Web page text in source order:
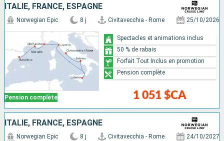
ITALIE, FRANCE, ESPAGNE
Pension complète
Norwegian Epic 8 j Civitavecchia - Rome 25/10/2026
1 051 $CA
Spectacles et animations inclus
50 % de rabais
Forfait Tout Inclus en promotion
Pension complète
ITALIE, FRANCE, ESPAGNE
Norwegian Epic 8 j Civitavecchia - Rome 24/10/2027